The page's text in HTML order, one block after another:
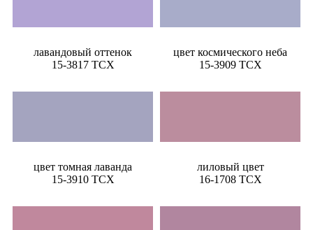
лавандовый оттенок
15-3817 TCX
цвет космического неба
15-3909 TCX
цвет томная лаванда
15-3910 TCX
лиловый цвет
16-1708 TCX